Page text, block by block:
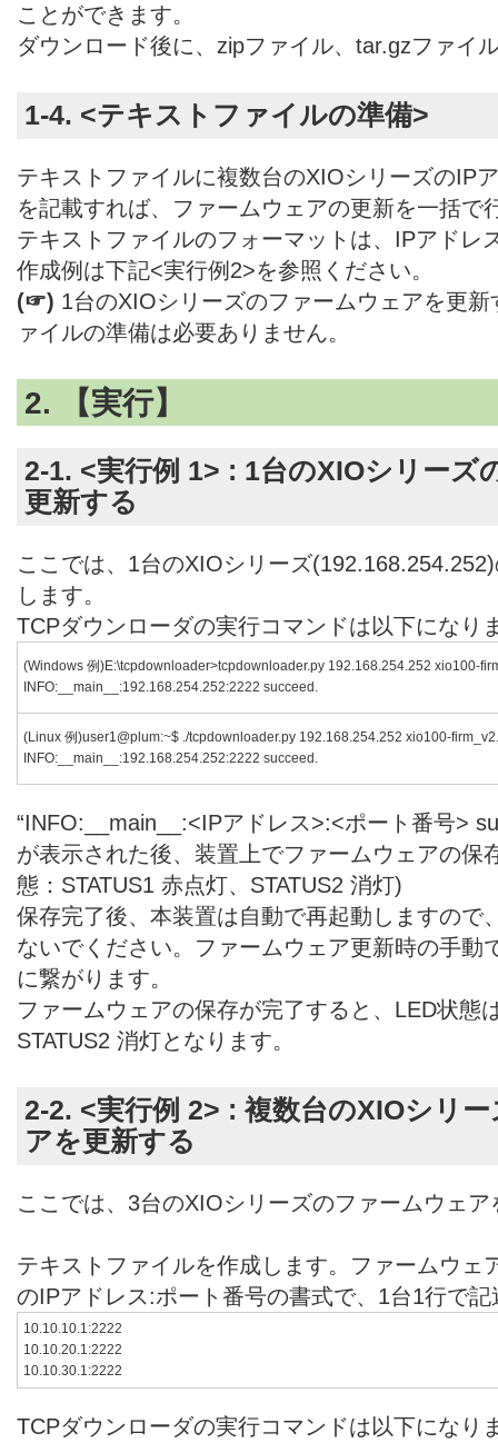
ことができます。
ダウンロード後に、zipファイル、tar.gzファイ
1-4. <テキストファイルの準備>
テキストファイルに複数台のXIOシリーズのIP
を記載すれば、ファームウェアの更新を一括で
テキストファイルのフォーマットは、IPアドレ
作成例は下記<実行例2>を参照ください。
(☞) 1台のXIOシリーズのファームウェアを更
ァイルの準備は必要ありません。
2. 【実行】
2-1. <実行例 1> : 1台のXIOシリーズ
更新する
ここでは、1台のXIOシリーズ
します。
TCPダウンローダの実行コマンドは以下になり
(Windows 例)E:\tcpdownloader>tcpdownloader.py 192.168.254.252 xio100-
INFO:__main__:192.168.254.252:2222 succeed.
(Linux 例)user1@plum:~$ ./tcpdownloader.py 192.168.254.252 xio100-
INFO:__main__:192.168.254.252:2222 succeed.
“INFO:__main__:<IPアドレス>:<ポート番号>
が表示された後、装置上でファームウェアの保
態：STATUS1 赤点灯、STATUS2 消灯)
保存完了後、本装置は自動で再起動しますので
ないでください。ファームウェア更新時の手動
に繋がります。
ファームウェアの保存が完了すると、LED状態
STATUS2 消灯となります。
2-2. <実行例 2> : 複数台のXIOシリ
アを更新する
ここでは、3台のXIOシリーズのファームウェ
テキストファイルを作成します。ファームウェ
のIPアドレス:ポート番号の書式で、1台1行で
10.10.10.1:2222
10.10.20.1:2222
10.10.30.1:2222
TCPダウンローダの実行コマンドは以下になり